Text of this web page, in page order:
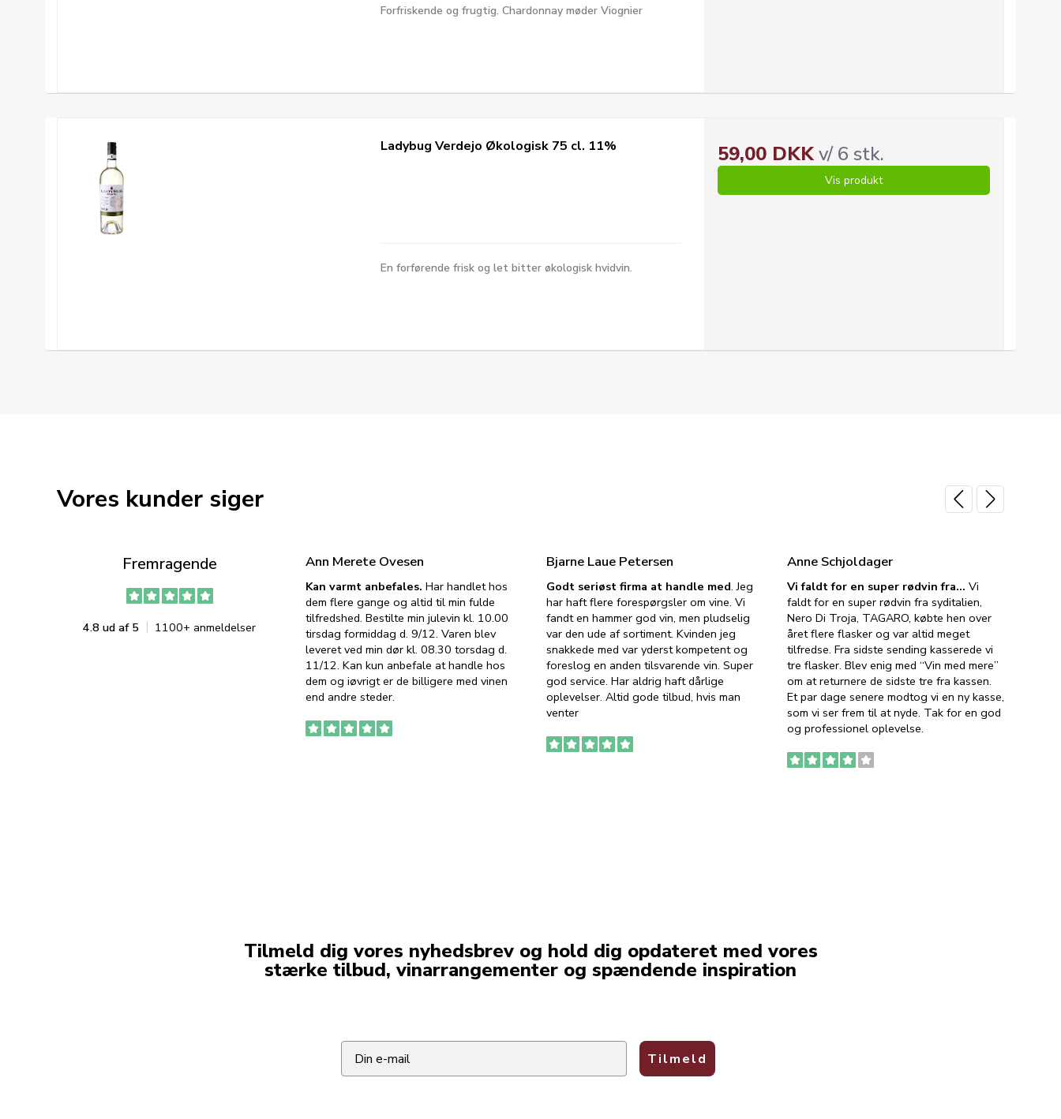
Forfriskende og frugtig. Chardonnay møder Viognier
Ladybug Verdejo Økologisk 75 cl. 11%
En forførende frisk og let bitter økologisk hvidvin.
59,00 DKKv/ 6 stk.
Vis produkt
Vores kunder siger
Fremragende
4.8 ud af 5 1100+ anmeldelser
Ann Merete Ovesen
Kan varmt anbefales. Har handlet hos
dem flere gange og altid til min fulde
tilfredshed. Bestilte min julevin kl. 10.00
tirsdag formiddag d. 9/12. Varen blev
leveret ved min dør kl. 08.30 torsdag d.
11/12. Kan kun anbefale at handle hos
dem og iøvrigt er de billigere med vinen
end andre steder.
Bjarne Laue Petersen
Godt seriøst firma at handle med. Jeg
har haft flere forespørgsler om vine. Vi
fandt en hammer god vin, men pludselig
var den ude af sortiment. Kvinden jeg
snakkede med var yderst kompetent og
foreslog en anden tilsvarende vin. Super
god service. Har aldrig haft dårlige
oplevelser. Altid gode tilbud, hvis man
venter
Anne Schjoldager
Vi faldt for en super rødvin fra… Vi
faldt for en super rødvin fra syditalien,
Nero Di Troja, TAGARO, købte hen over
året flere flasker og var altid meget
tilfredse. Fra sidste sending kasserede vi
tre flasker. Blev enig med “Vin med mere”
om at returnere de sidste tre fra kassen.
Et par dage senere modtog vi en ny kasse,
som vi ser frem til at nyde. Tak for en god
og professionel oplevelse.
Tilmeld dig vores nyhedsbrev og hold dig opdateret med vores
stærke tilbud, vinarrangementer og spændende inspiration
Email
Tilmeld